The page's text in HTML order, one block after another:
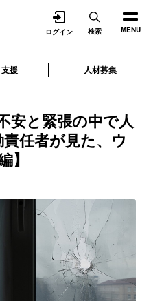
MENU
援 人材募集
ログイン 検索
安と緊張の中で人
任者が見た、ウ
】